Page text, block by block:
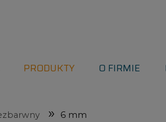
PRODUKTY O FIRMIE
» 6 mm